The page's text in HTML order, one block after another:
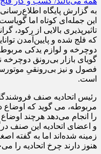
به گزارش پایگاه
این جمله‌ای کوتاه اما
تاثیرپذیری بالایی از
که فلج شده و پایین‌آمدن
دوچرخه و لوازم یدکی
گویای بازار بی‌رونق
فصول و نیز بی‌رونقیِ
است.
رئیس اتحادیه صنف
مربوطه، می گوید که
را انجام می‌دهد هرچند
و اعضای اتحادیه این صنف
زمینه شده‌اند اما به گفته
هنوز دارند چرخ اتحادیه را